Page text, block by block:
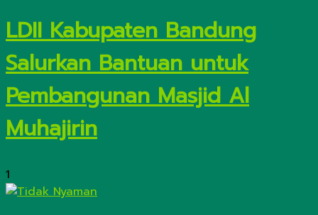
LDII Kabupaten Bandung
Salurkan Bantuan untuk
Pembangunan Masjid Al
Muhajirin
1